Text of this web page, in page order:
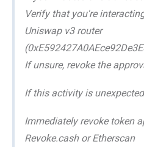
Verify that you're
Uniswap v3 router
If unsure, revoke the
If this activity is
Immediately revoke token
Revoke.cash or Etherscan